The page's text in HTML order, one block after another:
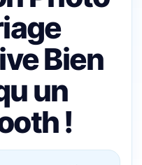
Bien
un
!